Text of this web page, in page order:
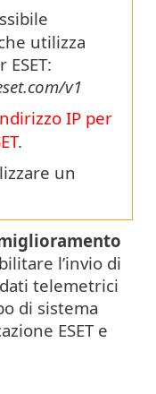
utilizza
v1
IP per
.
un
l’invio di
telemetrici
di sistema
ESET e